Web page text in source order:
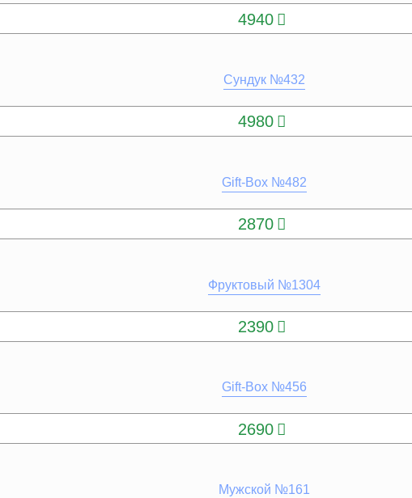
4940
Сундук №432
4980
Gift-Box №482
2870
Фруктовый №1304
2390
Gift-Box №456
2690
Мужской №161